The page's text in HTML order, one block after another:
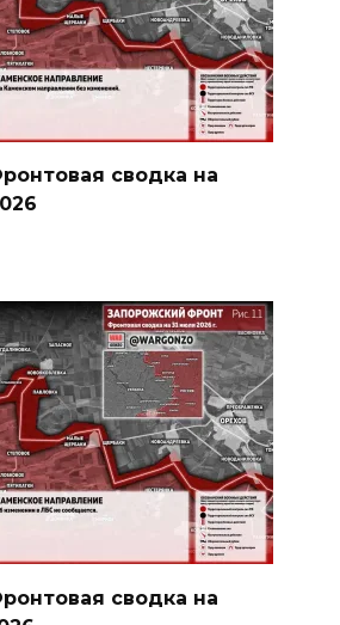
сводка на
сводка на